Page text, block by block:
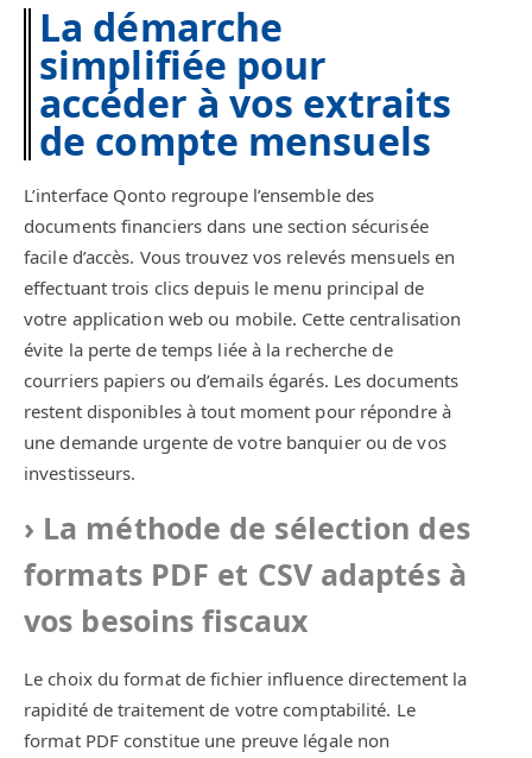
La démarche
simplifiée pour
accéder à vos extraits
de compte mensuels
L’interface Qonto regroupe l’ensemble des
documents financiers dans une section sécurisée
facile d’accès. Vous trouvez vos relevés mensuels en
effectuant trois clics depuis le menu principal de
votre application web ou mobile. Cette centralisation
évite la perte de temps liée à la recherche de
courriers papiers ou d’emails égarés. Les documents
restent disponibles à tout moment pour répondre à
une demande urgente de votre banquier ou de vos
investisseurs.
La méthode de sélection des
formats PDF et CSV adaptés à
vos besoins fiscaux
Le choix du format de fichier influence directement la
rapidité de traitement de votre comptabilité. Le
format PDF constitue une preuve légale non